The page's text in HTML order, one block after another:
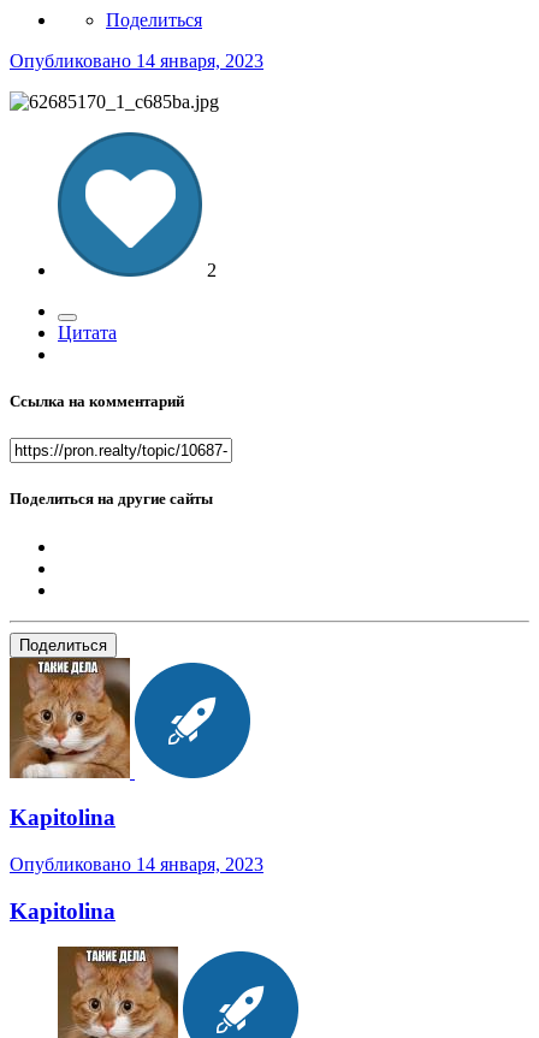
Поделиться
Опубликовано 14 января, 2023
2
Цитата
Ссылка на комментарий
Поделиться на другие сайты
Поделиться
Kapitolina
Опубликовано 14 января, 2023
Kapitolina